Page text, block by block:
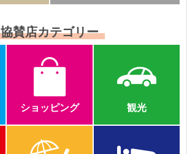
協賛店カテゴリー
ショッピング 観光